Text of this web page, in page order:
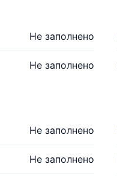
Не заполнено
Не заполнено
Не заполнено
Не заполнено